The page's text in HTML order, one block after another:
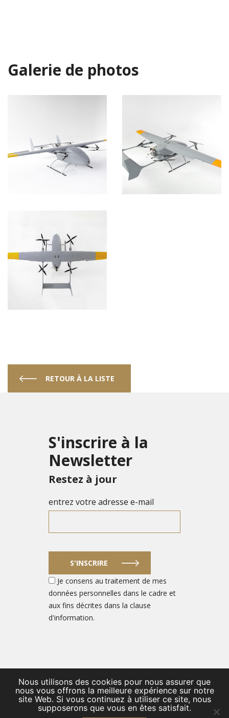
Galerie de photos
RETOUR À LA LISTE
S'inscrire à la
Newsletter
Restez à jour
entrez votre adresse e-mail
S'INSCRIRE
Je consens au traitement de mes
données personnelles dans le cadre et
aux fins décrites dans la clause
d'information.
© 2026 PORTAIL DES ENTREPRENEURS DU SECTEUR DE LA
DÉFENSE
Private Policy FR / Contact
Nous utilisons des cookies pour nous assurer que
nous vous offrons la meilleure expérience sur notre
site Web. Si vous continuez à utiliser ce site, nous
supposerons que vous en êtes satisfait.